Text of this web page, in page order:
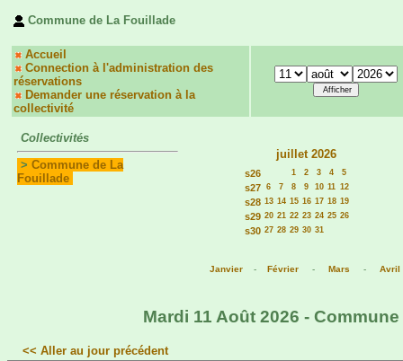
Commune de La Fouillade
Accueil
Connection à l'administration des
réservations
Demander une réservation à la
collectivité
Collectivités
> Commune de La
Fouillade
juillet 2026
s26 1 2 3 4 5
s27 6 7 8 9 10 11 12
s28 13 14 15 16 17 18 19
s29 20 21 22 23 24 25 26
s30 27 28 29 30 31
Janvier - Février - Mars - Avril
Mardi 11 Août 2026 -
<< Aller au jour précédent